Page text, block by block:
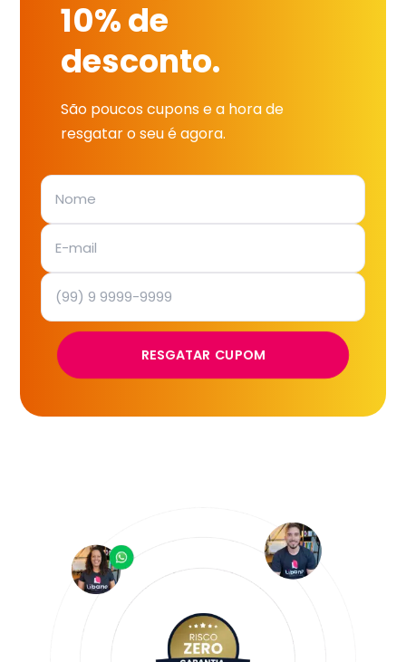
10% de
desconto.
São poucos cupons e a hora de
resgatar o seu é agora.
RESGATAR CUPOM